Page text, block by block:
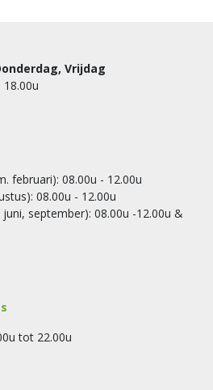
Vrijdag
februari): 08.00u - 12.00u
08.00u - 12.00u
september): 08.00u -12.00u &
tot 22.00u